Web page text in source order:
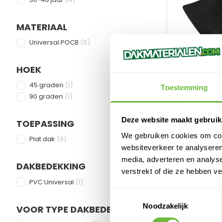
Toestemming
Deze website maakt
We gebruiken cookies om
websiteverkeer te
media, adverteren en
verstrekt of die ze hebben
Noodzakelijk
MATERIAAL
FILTER
Universal POCB (5products available
)
HOEK
FILTER
45 graden (1products available
)
90 graden (1products available
)
TOEPASSING
FILTER
Plat dak (9products available
)
DAKBEDEKKING
FILTER
PVC Universal (1products available
)
VOOR TYPE DAKBEDEKKING
Kiezelbak
Aluminium
Binnenkort